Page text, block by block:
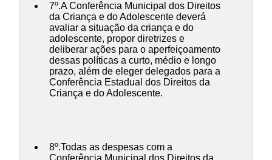
7º.A Conferência Municipal dos Direitos
da Criança e do Adolescente deverá
avaliar a situação da criança e do
adolescente, propor diretrizes e
deliberar ações para o aperfeiçoamento
dessas políticas a curto, médio e longo
prazo, além de eleger delegados para a
Conferência Estadual dos Direitos da
Criança e do Adolescente.
8º.Todas as despesas com a
Conferência Municipal dos Direitos da